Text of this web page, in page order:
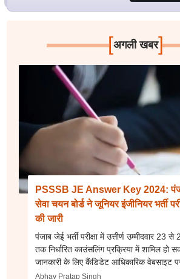
[अगली खबर]
PSSSB JE Answer Key 2024:
सेवा चयन बोर्ड ने जूनियर इंजीनियर भर्ती
की जारी
पंजाब जेई भर्ती परीक्षा में उत्तीर्ण उम्मीदवार 23
तक निर्धारित काउंसलिंग प्रक्रिया में शामिल
जानकारी के लिए कैंडिडेट आधिकारिक वेबसाइट
Abhay Pratap Singh